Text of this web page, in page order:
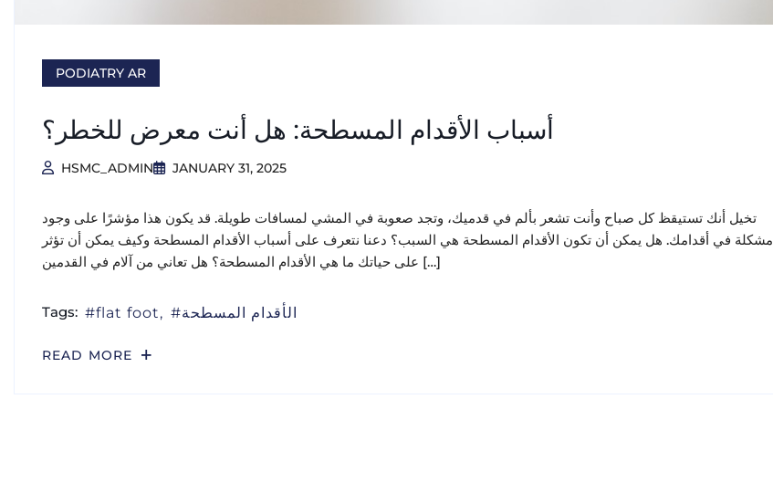
PODIATRY AR
أسباب الأقدام المسطحة: هل أنت معرض للخطر؟
HSMC_ADMIN JANUARY 31, 2025
تخيل أنك تستيقظ كل صباح وأنت تشعر بألم في قدميك، وتجد صعوبة في المشي لمسافات طويلة. قد يكون هذا مؤشرًا على وجود
مشكلة في أقدامك. هل يمكن أن تكون الأقدام المسطحة هي السبب؟ دعنا نتعرف على أسباب الأقدام المسطحة وكيف يمكن أن تؤثر
على حياتك ما هي الأقدام المسطحة؟ هل تعاني من آلام في القدمين […]
Tags: flat foot الأقدام المسطحة
READ MORE